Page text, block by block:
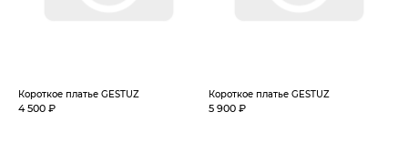
Короткое платье GESTUZ
4 500 ₽
Короткое платье GESTUZ
5 900 ₽